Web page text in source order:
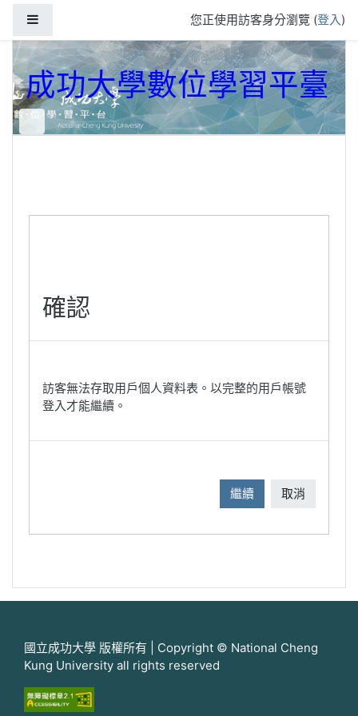
您正使用訪客身分瀏覽 (登入)
成功大學數位學習平臺
確認
訪客無法存取用戶個人資料表。以完整的用戶帳號
登入才能繼續。
繼續 取消
國立成功大學 版權所有 | Copyright © National Cheng
Kung University all rights reserved